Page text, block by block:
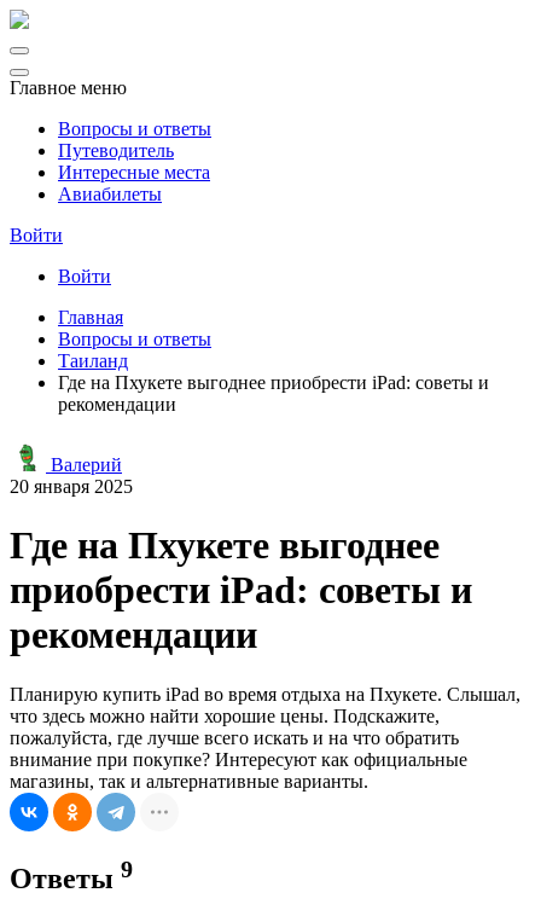
Главное меню
Вопросы и ответы
Путеводитель
Интересные места
Авиабилеты
Войти
Войти
Главная
Вопросы и ответы
Таиланд
Где на Пхукете выгоднее приобрести iPad: советы и
рекомендации
Валерий
20 января 2025
Где на Пхукете выгоднее
приобрести iPad: советы и
рекомендации
Планирую купить iPad во время отдыха на Пхукете. Слышал,
что здесь можно найти хорошие цены. Подскажите,
пожалуйста, где лучше всего искать и на что обратить
внимание при покупке? Интересуют как официальные
магазины, так и альтернативные варианты.
Ответы 9